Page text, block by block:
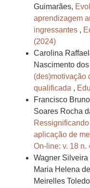
Guimarães,
aprendizagem
ingressantes ,
(2024)
Carolina
Nascimento
(des)motivação
qualificada ,
Francisco
Soares Rocha
aplicação de
On-line: v. 18 n.
Wagner
Maria Helena
Meirelles